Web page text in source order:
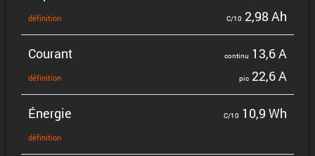
défini­tion C/10 2,98 Ah
Courant
défini­tion
continu 13,6 A
pic 22,6 A
Énergie
défini­tion
C/10 10,9 Wh